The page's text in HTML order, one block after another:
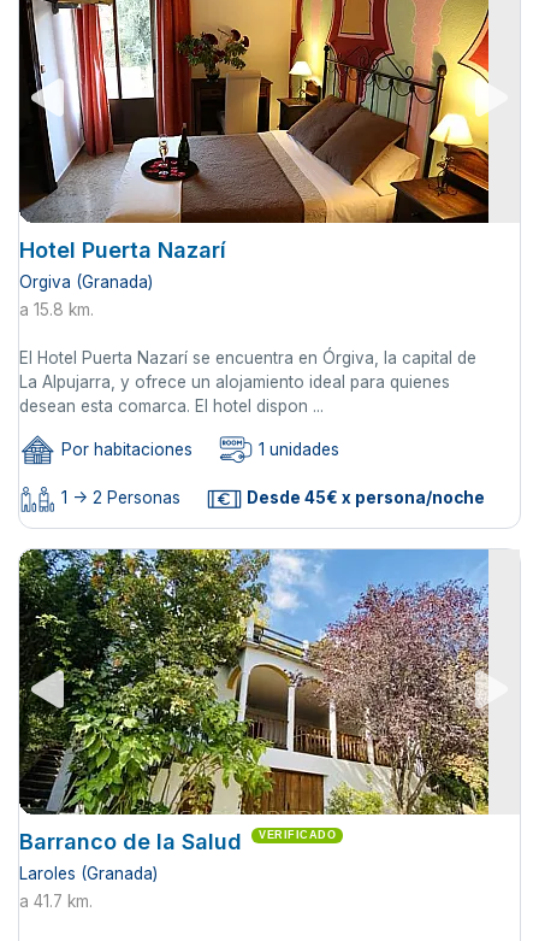
Hotel Puerta Nazarí
Orgiva (Granada)
a 15.8 km.
El Hotel Puerta Nazarí se encuentra en Órgiva, la capital de
La Alpujarra, y ofrece un alojamiento ideal para quienes
desean esta comarca. El hotel dispon ...
Por habitaciones 1 unidades
1 -> 2 Personas Desde 45€ x persona/noche
Barranco de la Salud VERIFICADO
Laroles (Granada)
a 41.7 km.